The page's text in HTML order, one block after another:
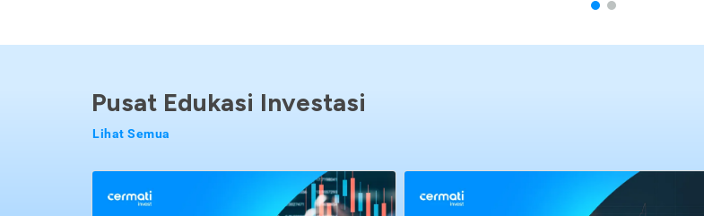
Pusat Edukasi Investasi
Lihat Semua